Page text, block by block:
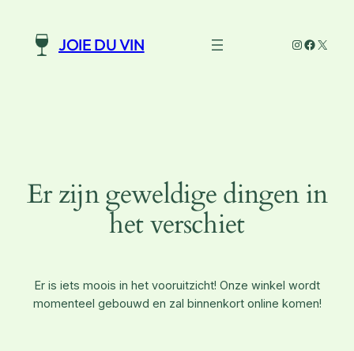
JOIE DU VIN Instagram
X
Er zijn geweldige dingen in
het verschiet
Er is iets moois in het vooruitzicht! Onze winkel wordt
momenteel gebouwd en zal binnenkort online komen!